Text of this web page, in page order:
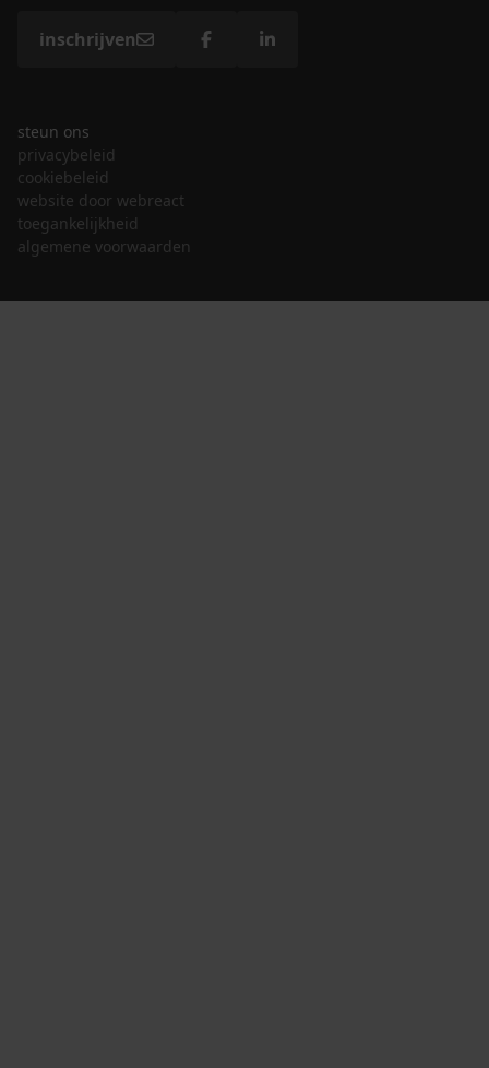
inschrijven
steun ons
privacybeleid
cookiebeleid
website door webreact
toegankelijkheid
algemene voorwaarden